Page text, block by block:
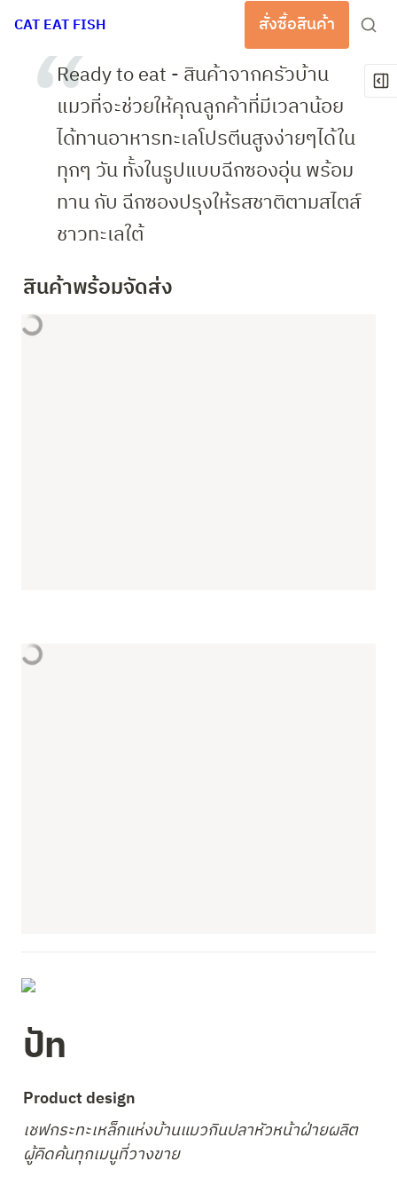
CAT EAT FISH สั่งซื้อสินค้า
Ready to eat - สินค้าจากครัวบ้าน
แมวที่จะช่วยให้คุณลูกค้าที่มีเวลาน้อย
ได้ทานอาหารทะเลโปรตีนสูงง่ายๆได้ใน
ทุกๆ วัน ทั้งในรูปแบบฉีกซองอุ่น พร้อม
ทาน กับ ฉีกซองปรุงให้รสชาติตามสไตส์
ชาวทะเลใต้
สินค้าพร้อมจัดส่ง
ปัท
Product design
เชฟกระทะเหล็กแห่งบ้านแมวกินปลาหัวหน้าฝ่ายผลิต
ผู้คิดค้นทุกเมนูที่วางขาย